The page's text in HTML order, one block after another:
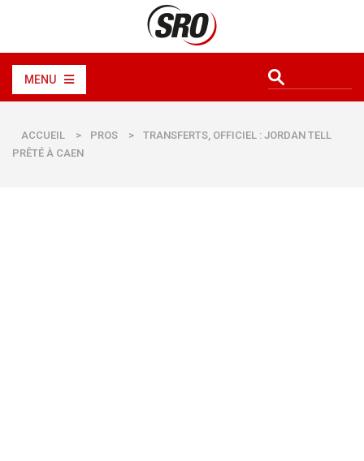
MENU
ACCUEIL > PROS >
TRANSFERTS, OFFICIEL : JORDAN TELL
PRÊTÉ À CAEN